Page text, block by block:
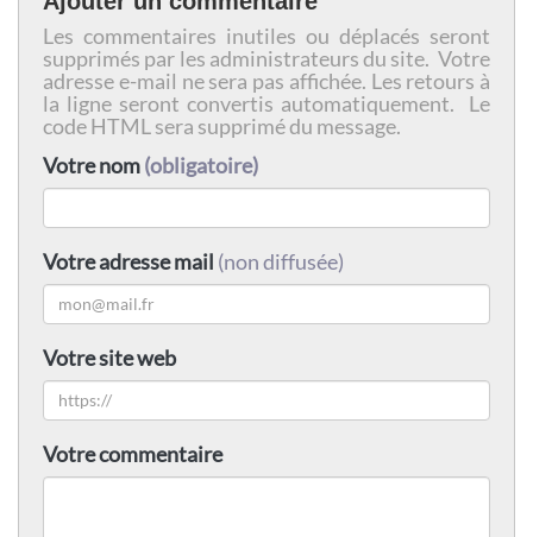
Les commentaires inutiles ou déplacés seront
supprimés par les administrateurs du site. Votre
adresse e-mail ne sera pas affichée. Les retours à
la ligne seront convertis automatiquement. Le
code HTML sera supprimé du message.
Votre nom(obligatoire)
Votre adresse mail (non diffusée)
Votre site web
Votre commentaire